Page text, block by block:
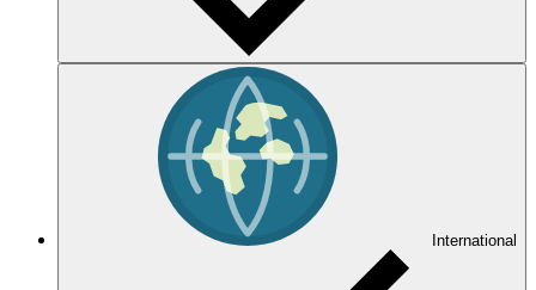
International